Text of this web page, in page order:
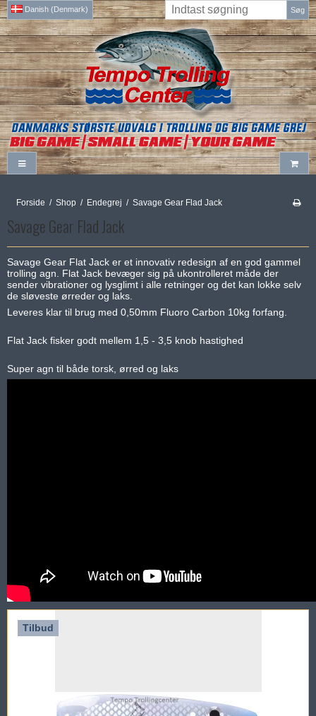
Danish (Denmark) Søg
Forside / Shop / Endegrej / Savage Gear Flad Jack
Savage Gear Flad Jack
Savage Gear Flat Jack er et innovativ redesign af en god gammel
trolling agn. Flat Jack bevæger sig på ukontrolleret måde der
sender vibrationer og lysglimt i alle retninger og det kan lokke selv
de sløveste ørreder og laks.
Leveres klar til brug med 0,50mm Fluoro Carbon 10kg forfang.
Flat Jack fisker godt mellem 1,5 - 3,5 knob hastighed
Super agn til både torsk, ørred og laks
Tilbud